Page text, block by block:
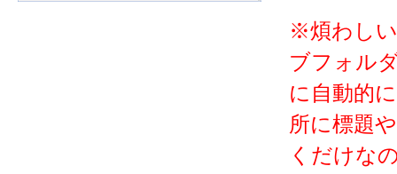
※煩わし
ブフォル
に自動的
所に標題
くだけな